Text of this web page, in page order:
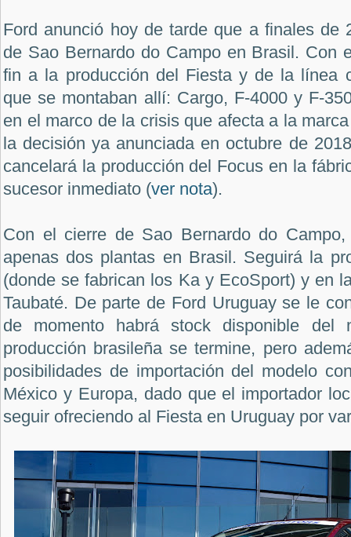
Ford anunció hoy de tarde que a finales de
de Sao Bernardo do Campo en Brasil. Con
fin a la producción del Fiesta y de la línea
que se montaban allí: Cargo, F-4000 y F-
en el marco de la crisis que afecta a la
la decisión ya anunciada en octubre de
cancelará la producción del Focus en la
sucesor inmediato (ver nota).
Con el cierre de Sao Bernardo do
apenas dos plantas en Brasil. Seguirá la
(donde se fabrican los Ka y EcoSport) y en
Taubaté. De parte de Ford Uruguay se le
de momento habrá stock disponible del
producción brasileña se termine, pero
posibilidades de importación del modelo
México y Europa, dado que el importador
seguir ofreciendo al Fiesta en Uruguay por